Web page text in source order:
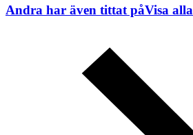
Andra har även tittat påVisa alla